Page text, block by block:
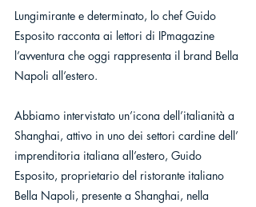
Lungimirante e determinato, lo chef Guido
Esposito racconta ai lettori di IPmagazine
l’avventura che oggi rappresenta il brand Bella
Napoli all’estero.
Abbiamo intervistato un’icona dell’italianità a
Shanghai, attivo in uno dei settori cardine dell’
imprenditoria italiana all’estero, Guido
Esposito, proprietario del ristorante italiano
Bella Napoli, presente a Shanghai, nella